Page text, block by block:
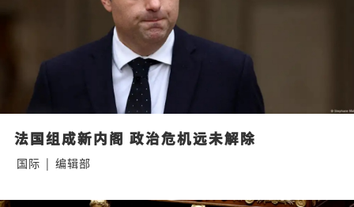
法国组成新内阁 政治危机远未解除
国际 | 编辑部